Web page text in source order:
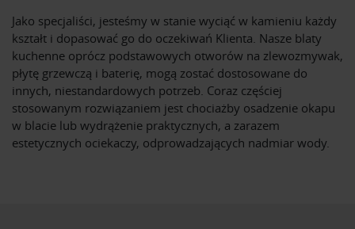
Jako specjaliści, jesteśmy w stanie wyciąć w kamieniu każdy
kształt i dopasować go do oczekiwań Klienta. Nasze blaty
kuchenne oprócz podstawowych otworów na zlewozmywak,
płytę grzewczą i baterię, mogą zostać dostosowane do
innych, niestandardowych potrzeb. Coraz częściej
stosowanym rozwiązaniem jest chociażby osadzenie okapu
w blacie lub wydrążenie praktycznych, a zarazem
estetycznych ociekaczy, odprowadzających nadmiar wody.